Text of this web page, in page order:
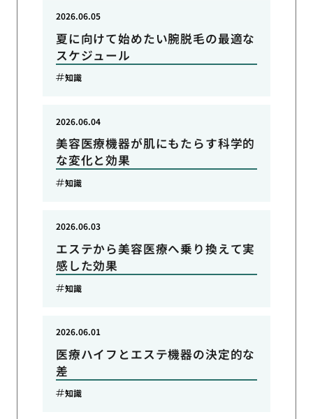
夏に向けて始めたい腕脱毛の最適な
スケジュール
2026.06.05
知識
美容医療機器が肌にもたらす科学的
な変化と効果
2026.06.04
知識
エステから美容医療へ乗り換えて実
感した効果
2026.06.03
知識
医療ハイフとエステ機器の決定的な
差
2026.06.01
知識